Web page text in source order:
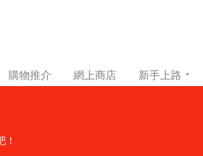
購物推介 網上商店 新手上路